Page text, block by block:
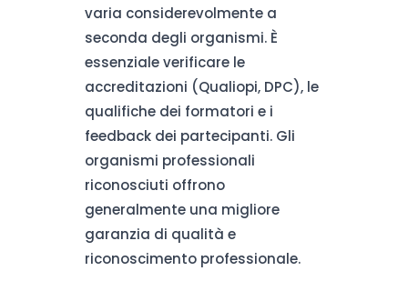
varia considerevolmente a
seconda degli organismi. È
essenziale verificare le
accreditazioni (Qualiopi, DPC), le
qualifiche dei formatori e i
feedback dei partecipanti. Gli
organismi professionali
riconosciuti offrono
generalmente una migliore
garanzia di qualità e
riconoscimento professionale.